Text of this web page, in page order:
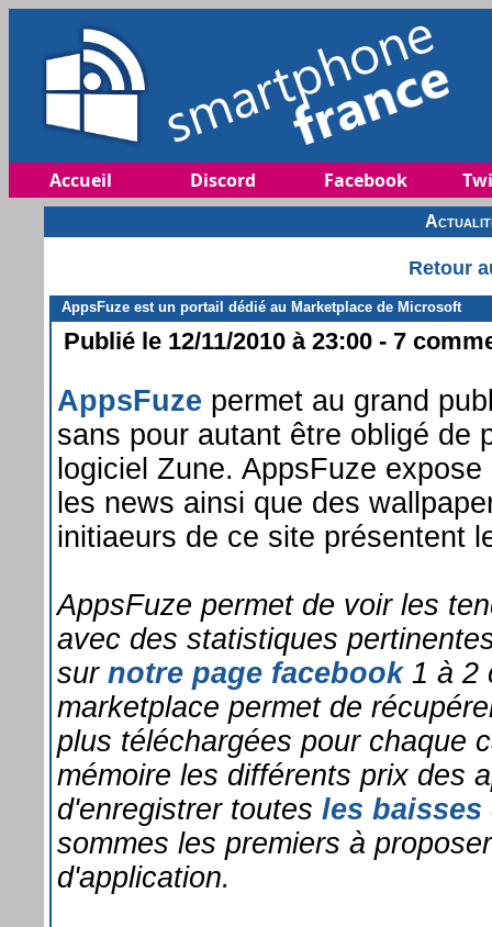
Accueil Discord Facebook
Retour
AppsFuze est un portail dédié au Marketplace de Microsoft
Publié le 12/11/2010 à 23:00 - 7
AppsFuze permet au grand
sans pour autant être obligé de
logiciel Zune. AppsFuze
les news ainsi que des
initiaeurs de ce site présentent
AppsFuze permet de voir les
avec des statistiques
sur notre page facebook1 à 2
marketplace permet de
plus téléchargées pour chaque
mémoire les différents prix des
d'enregistrer toutes les baisses
sommes les premiers à
d'application.